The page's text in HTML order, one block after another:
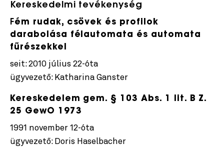
Kereskedelmi tevékenység
Fém rudak, csövek és profilok
darabolása félautomata és automata
fűrészekkel
seit: 2010 július 22-óta
ügyvezető: Katharina Ganster
Kereskedelem gem. § 103 Abs. 1 lit. B Z.
25 GewO 1973
1991 november 12-óta
ügyvezető: Doris Haselbacher